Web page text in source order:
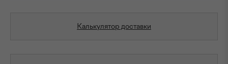
Калькулятор доставки